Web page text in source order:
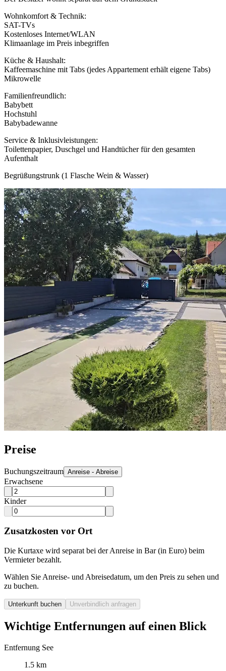
Wohnkomfort & Technik:
SAT-TVs
Kostenloses Internet/WLAN
Klimaanlage im Preis inbegriffen
Küche & Haushalt:
Kaffeemaschine mit Tabs (jedes Appartement erhält eigene Tabs)
Mikrowelle
Familienfreundlich:
Babybett
Hochstuhl
Babybadewanne
Service & Inklusivleistungen:
Toilettenpapier, Duschgel und Handtücher für den gesamten
Aufenthalt
Begrüßungstrunk (1 Flasche Wein & Wasser)
Preise
Buchungszeitraum Anreise - Abreise
Erwachsene
Kinder
Zusatzkosten vor Ort
Die Kurtaxe wird separat bei der Anreise in Bar (in Euro) beim
Vermieter bezahlt.
Wählen Sie Anreise- und Abreisedatum, um den Preis zu sehen und
zu buchen.
Unterkunft buchen Unverbindlich anfragen
Wichtige Entfernungen auf einen Blick
Entfernung See
1.5 km